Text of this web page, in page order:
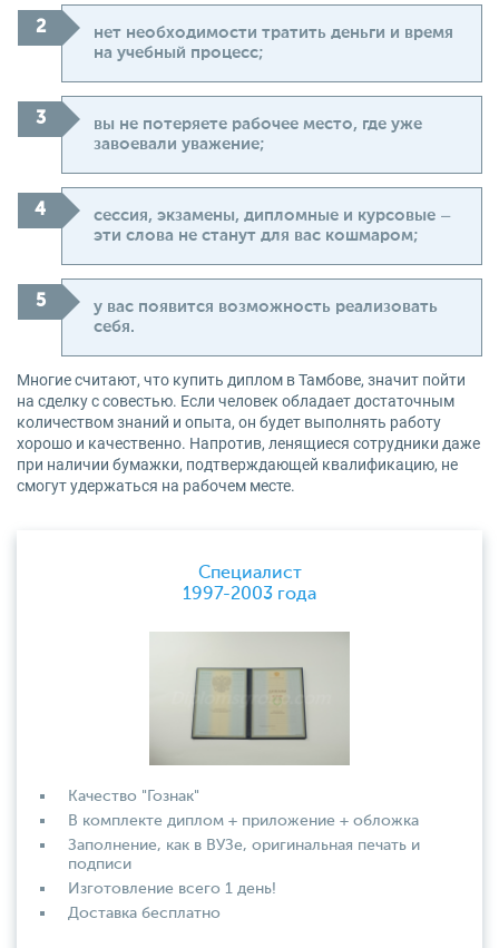
нет необходимости тратить деньги и время
на учебный процесс;
вы не потеряете рабочее место, где уже
завоевали уважение;
сессия, экзамены, дипломные и курсовые –
эти слова не станут для вас кошмаром;
у вас появится возможность реализовать
себя.
Многие считают, что купить диплом в Тамбове, значит пойти
на сделку с совестью. Если человек обладает достаточным
количеством знаний и опыта, он будет выполнять работу
хорошо и качественно. Напротив, ленящиеся сотрудники даже
при наличии бумажки, подтверждающей квалификацию, не
смогут удержаться на рабочем месте.
Специалист
1997-2003 года
Качество "Гознак"
В комплекте диплом + приложение + обложка
Заполнение, как в ВУЗе, оригинальная печать и
подписи
Изготовление всего 1 день!
Доставка бесплатно